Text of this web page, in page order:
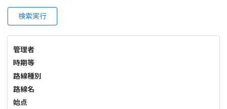
検索実行
管理者
時期等
路線種別
路線名
始点